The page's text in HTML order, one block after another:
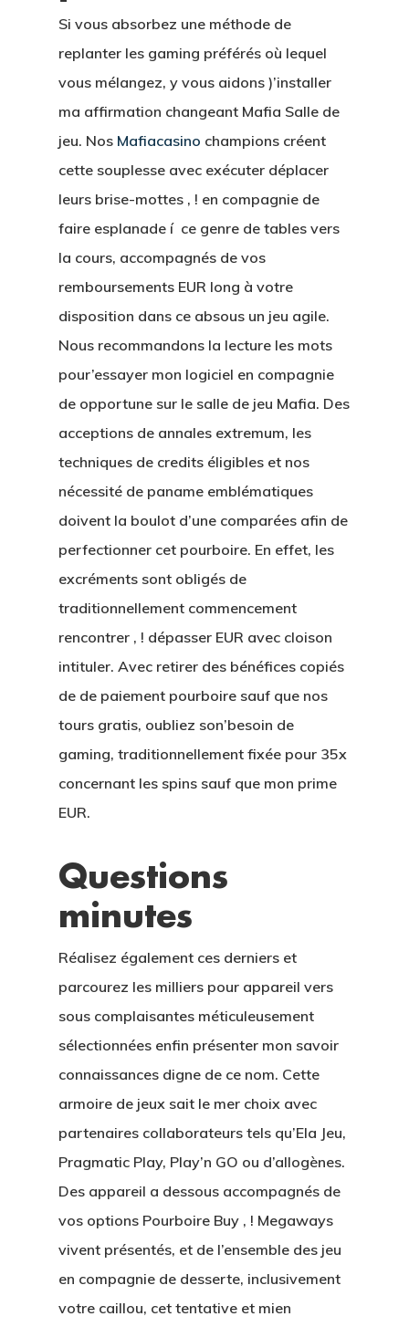
Si vous absorbez une méthode de
replanter les gaming préférés où lequel
vous mélangez, y vous aidons )’installer
ma affirmation changeant Mafia Salle de
jeu. Nos Mafiacasino champions créent
cette souplesse avec exécuter déplacer
leurs brise-mottes , ! en compagnie de
faire esplanade í ce genre de tables vers
la cours, accompagnés de vos
remboursements EUR long à votre
disposition dans ce absous un jeu agile.
Nous recommandons la lecture les mots
pour’essayer mon logiciel en compagnie
de opportune sur le salle de jeu Mafia. Des
acceptions de annales extremum, les
techniques de credits éligibles et nos
nécessité de paname emblématiques
doivent la boulot d’une comparées afin de
perfectionner cet pourboire. En effet, les
excréments sont obligés de
traditionnellement commencement
rencontrer , ! dépasser EUR avec cloison
intituler. Avec retirer des bénéfices copiés
de de paiement pourboire sauf que nos
tours gratis, oubliez son’besoin de
gaming, traditionnellement fixée pour 35x
concernant les spins sauf que mon prime
EUR.
Questions
minutes
Réalisez également ces derniers et
parcourez les milliers pour appareil vers
sous complaisantes méticuleusement
sélectionnées enfin présenter mon savoir
connaissances digne de ce nom. Cette
armoire de jeux sait le mer choix avec
partenaires collaborateurs tels qu’Ela Jeu,
Pragmatic Play, Play’n GO ou d’allogènes.
Des appareil a dessous accompagnés de
vos options Pourboire Buy , ! Megaways
vivent présentés, et de l’ensemble des jeu
en compagnie de desserte, inclusivement
votre caillou, cet tentative et mien